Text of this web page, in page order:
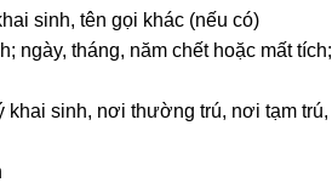
sinh, tên gọi khác (nếu có)
ngày, tháng, năm chết hoặc mất tích;
khai sinh, nơi thường trú, nơi tạm